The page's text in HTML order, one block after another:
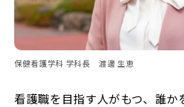
保健看護学科 学科長 渡邊 生恵
看護職を目指す人がもつ、誰